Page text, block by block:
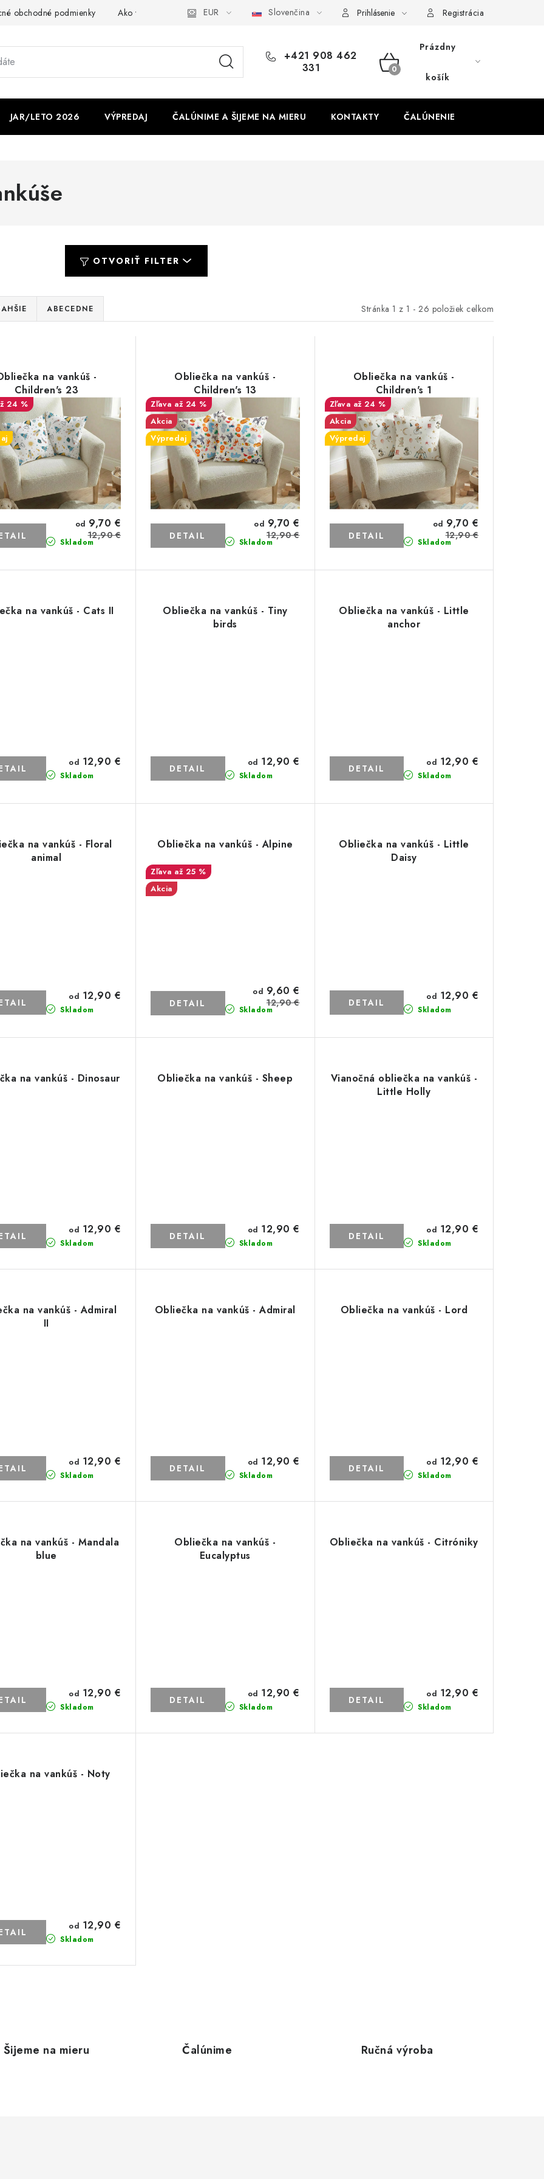
obchodné podmienky Ako využíváme cookies Ochrana osobných údajov Odstúpenie od zmluvy
EUR Slovenčina Prihlásenie Registrácia
+421 908 462
331
NÁKUPNÝ
Prázdny
košík
JAR/LETO 2026 VÝPREDAJ ČALÚNIME A ŠIJEME NA MIERU KONTAKTY ČALÚNENIE
OTVORIŤ FILTER
Stránka 1 z 1 - 26 položiek celkom
ABECEDNE
na vankúš -
Children's 23
24 %
Skladom
od 9,70 €
12,90 €
Obliečka na vankúš -
Children's 13
až 24 %
Akcia
Výpredaj
Skladom
od 9,70 €
12,90 €
DETAIL
Obliečka na vankúš -
Children's 1
až 24 %
Akcia
Výpredaj
Skladom
od 9,70 €
12,90 €
DETAIL
na vankúš - Cats II
Skladom
od 12,90 €
Obliečka na vankúš - Tiny
birds
Skladom
od 12,90 €
DETAIL
Obliečka na vankúš - Little
anchor
Skladom
od 12,90 €
DETAIL
na vankúš - Floral
animal
Skladom
od 12,90 €
Obliečka na vankúš - Alpine
až 25 %
Akcia
Skladom
od 9,60 €
12,90 €
DETAIL
Obliečka na vankúš - Little
Daisy
Skladom
od 12,90 €
DETAIL
na vankúš - Dinosaur
Skladom
od 12,90 €
Obliečka na vankúš - Sheep
Skladom
od 12,90 €
DETAIL
Vianočná obliečka na vankúš -
Little Holly
Skladom
od 12,90 €
DETAIL
na vankúš - Admiral
II
Skladom
od 12,90 €
Obliečka na vankúš - Admiral
Skladom
od 12,90 €
DETAIL
Obliečka na vankúš - Lord
Skladom
od 12,90 €
DETAIL
na vankúš - Mandala
blue
Skladom
od 12,90 €
Obliečka na vankúš -
Eucalyptus
Skladom
od 12,90 €
DETAIL
Obliečka na vankúš - Citróniky
Skladom
od 12,90 €
DETAIL
na vankúš - Noty
Skladom
od 12,90 €
Šijeme na mieru Čalúnime Ručná výroba